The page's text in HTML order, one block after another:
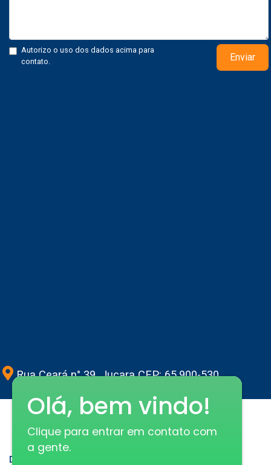
Autorizo o uso dos dados acima para
contato.
Enviar
Rua Ceará n° 39, Juçara CEP: 65.900-530
Deixe seu número que ligamos para você!
Olá, bem vindo!
Clique para entrar em contato com
a gente.